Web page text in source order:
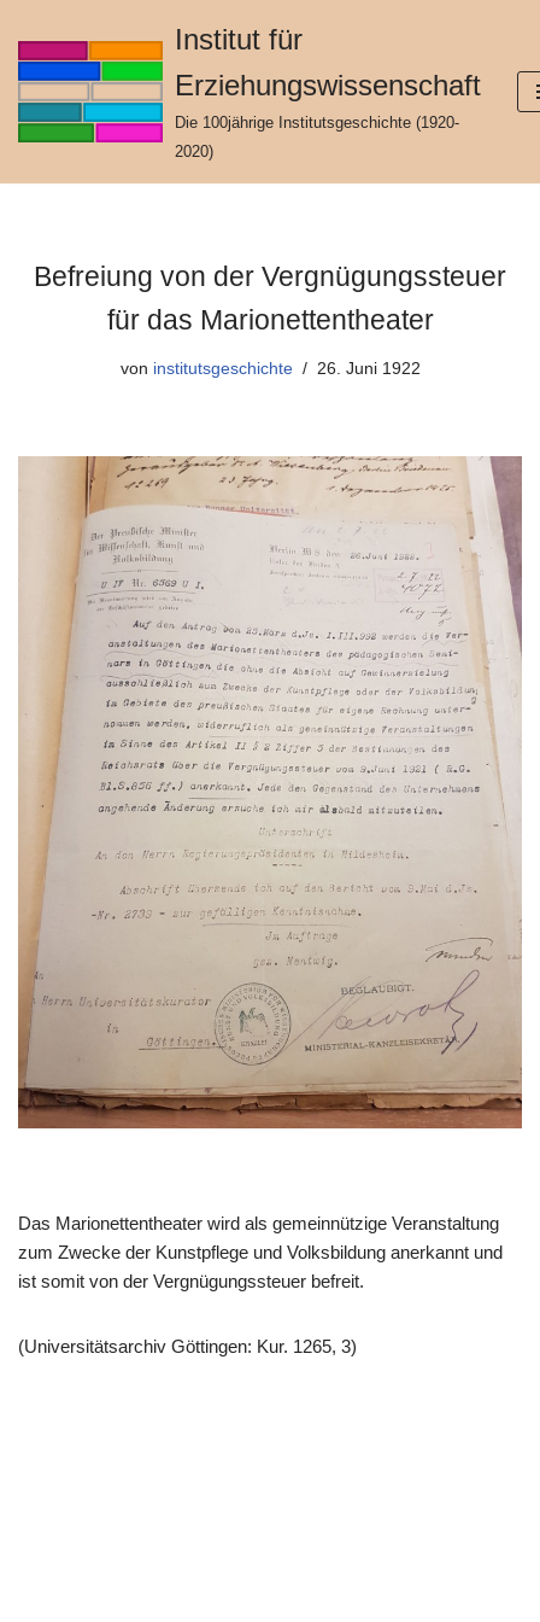
Zum
springen
Institut für
Erziehungswissenschaft
Die 100jährige Institutsgeschichte (1920-
2020)
Befreiung von der Vergnügungssteuer
für das Marionettentheater
von institutsgeschichte 26. Juni 1922
Das Marionettentheater wird als gemeinnützige Veranstaltung
zum Zwecke der Kunstpflege und Volksbildung anerkannt und
ist somit von der Vergnügungssteuer befreit.
(Universitätsarchiv Göttingen: Kur. 1265, 3)